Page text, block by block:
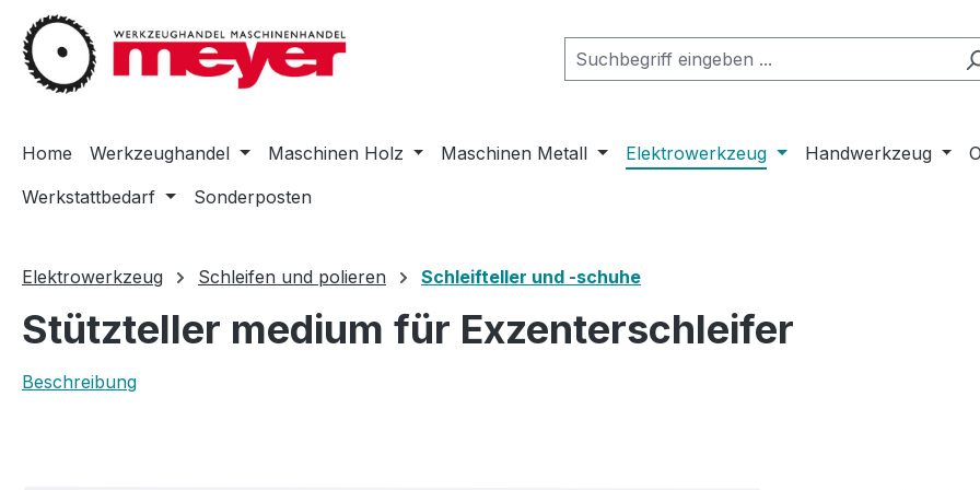
Hauptinhalt springen
Zur Suche springen
Zur Hauptnavigation springen
Home Werkzeughandel Maschinen Holz Maschinen Metall Elektrowerkzeug Handwerkzeug
Werkstattbedarf
Sonderposten
Elektrowerkzeug Schleifen und polieren Schleifteller und -schuhe
Stützteller medium für Exzenterschleifer
Beschreibung